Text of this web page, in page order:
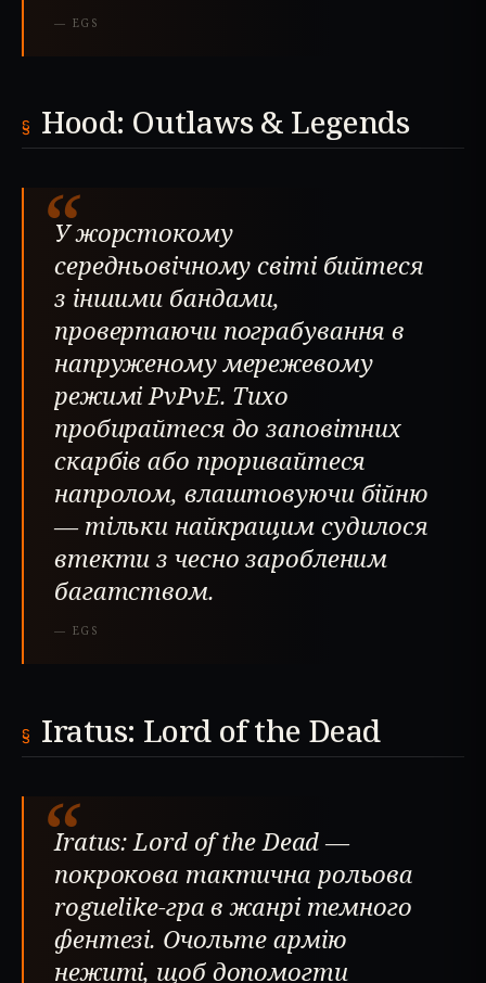
— EGS
Hood: Outlaws & Legends
“
У жорстокому
середньовічному світі бийтеся
з іншими бандами,
провертаючи пограбування в
напруженому мережевому
режимі PvPvE. Тихо
пробирайтеся до заповітних
скарбів або проривайтеся
напролом, влаштовуючи бійню
— тільки найкращим судилося
втекти з чесно заробленим
багатством.
— EGS
Iratus: Lord of the Dead
“
Iratus: Lord of the Dead —
покрокова тактична рольова
roguelike-гра в жанрі темного
фентезі. Очольте армію
нежиті, щоб допомогти